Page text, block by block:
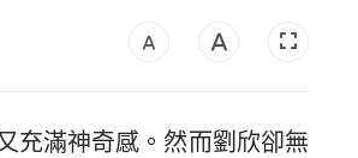
充滿神奇感。然而劉欣卻無